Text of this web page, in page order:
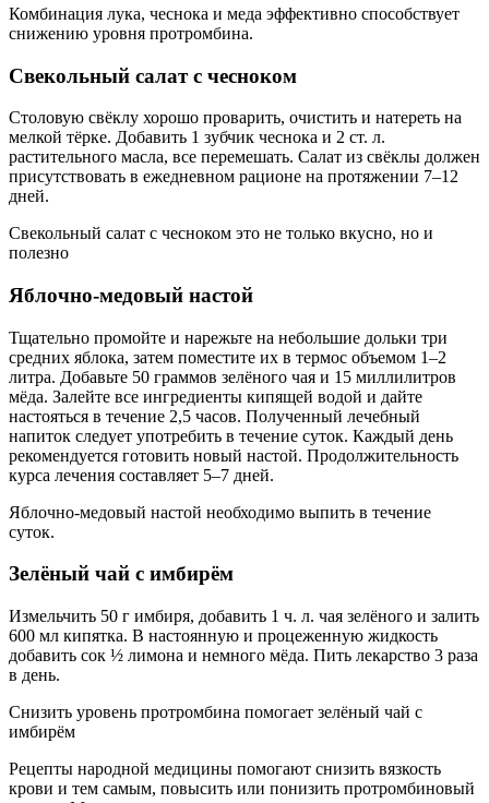
Комбинация лука, чеснока и меда эффективно способствует
снижению уровня протромбина.
Свекольный салат с чесноком
Столовую свёклу хорошо проварить, очистить и натереть на
мелкой тёрке. Добавить 1 зубчик чеснока и 2 ст. л.
растительного масла, все перемешать. Салат из свёклы должен
присутствовать в ежедневном рационе на протяжении 7–12
дней.
Свекольный салат с чесноком это не только вкусно, но и
полезно
Яблочно-медовый настой
Тщательно промойте и нарежьте на небольшие дольки три
средних яблока, затем поместите их в термос объемом 1–2
литра. Добавьте 50 граммов зелёного чая и 15 миллилитров
мёда. Залейте все ингредиенты кипящей водой и дайте
настояться в течение 2,5 часов. Полученный лечебный
напиток следует употребить в течение суток. Каждый день
рекомендуется готовить новый настой. Продолжительность
курса лечения составляет 5–7 дней.
Яблочно-медовый настой необходимо выпить в течение
суток.
Зелёный чай с имбирём
Измельчить 50 г имбиря, добавить 1 ч. л. чая зелёного и залить
600 мл кипятка. В настоянную и процеженную жидкость
добавить сок ½ лимона и немного мёда. Пить лекарство 3 раза
в день.
Снизить уровень протромбина помогает зелёный чай с
имбирём
Рецепты народной медицины помогают снизить вязкость
крови и тем самым, повысить или понизить протромбиновый